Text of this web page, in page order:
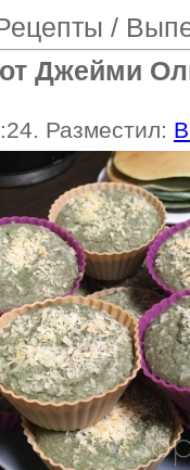
/
Джейми
Разместил: